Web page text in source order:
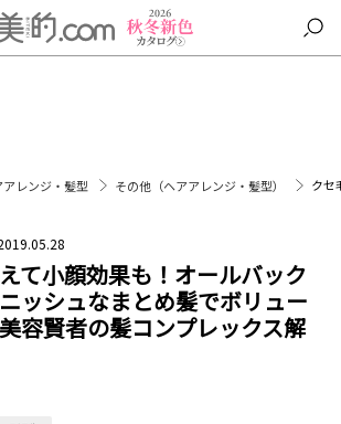
アレンジ・髪型 その他（ヘアアレンジ・髪型） クセ
て小顔効果も！オールバック
ッシュなまとめ髪でボリュー
容賢者の髪コンプレックス解